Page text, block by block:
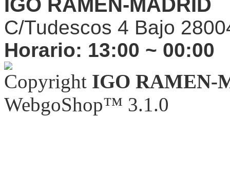
C/Tudescos 4 Bajo
Horario: 13:00 ~ 00:00
Copyright IGO RAMEN-
WebgoShop™ 3.1.0